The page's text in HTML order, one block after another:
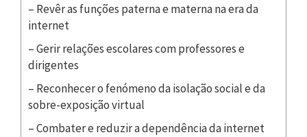
– Revêr as funções paterna e materna na era da
internet
– Gerir relações escolares com professores e
dirigentes
– Reconhecer o fenómeno da isolação social e da
sobre-exposição virtual
– Combater e reduzir a dependência da internet